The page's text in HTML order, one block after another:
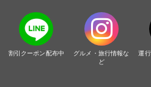
割引クーポン配布中
グルメ・旅行情報な
ど
運